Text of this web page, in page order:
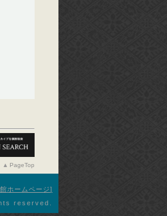
PageTop
ホームページ
reserved.